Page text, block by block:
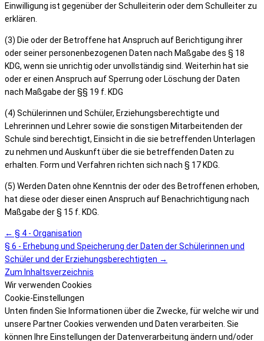
Einwilligung ist gegenüber der Schulleiterin oder dem Schulleiter zu
erklären.
(3) Die oder der Betroffene hat Anspruch auf Berichtigung ihrer
oder seiner personenbezogenen Daten nach Maßgabe des § 18
KDG, wenn sie unrichtig oder unvollständig sind. Weiterhin hat sie
oder er einen Anspruch auf Sperrung oder Löschung der Daten
nach Maßgabe der §§ 19 f. KDG
(4) Schülerinnen und Schüler, Erziehungsberechtigte und
Lehrerinnen und Lehrer sowie die sonstigen Mitarbeitenden der
Schule sind berechtigt, Einsicht in die sie betreffenden Unterlagen
zu nehmen und Auskunft über die sie betreffenden Daten zu
erhalten. Form und Verfahren richten sich nach § 17 KDG.
(5) Werden Daten ohne Kenntnis der oder des Betroffenen erhoben,
hat diese oder dieser einen Anspruch auf Benachrichtigung nach
Maßgabe der § 15 f. KDG.
← § 4 - Organisation
§ 6 - Erhebung und Speicherung der Daten der Schülerinnen und
Schüler und der Erziehungsberechtigten →
Zum Inhaltsverzeichnis
Wir verwenden Cookies
Cookie-Einstellungen
Unten finden Sie Informationen über die Zwecke, für welche wir und
unsere Partner Cookies verwenden und Daten verarbeiten. Sie
können Ihre Einstellungen der Datenverarbeitung ändern und/oder